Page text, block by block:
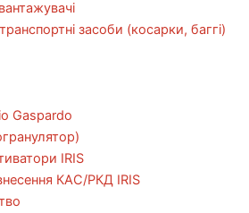
засоби (косарки, баггі)
Gaspardo
IRIS
КАС/РКД IRIS